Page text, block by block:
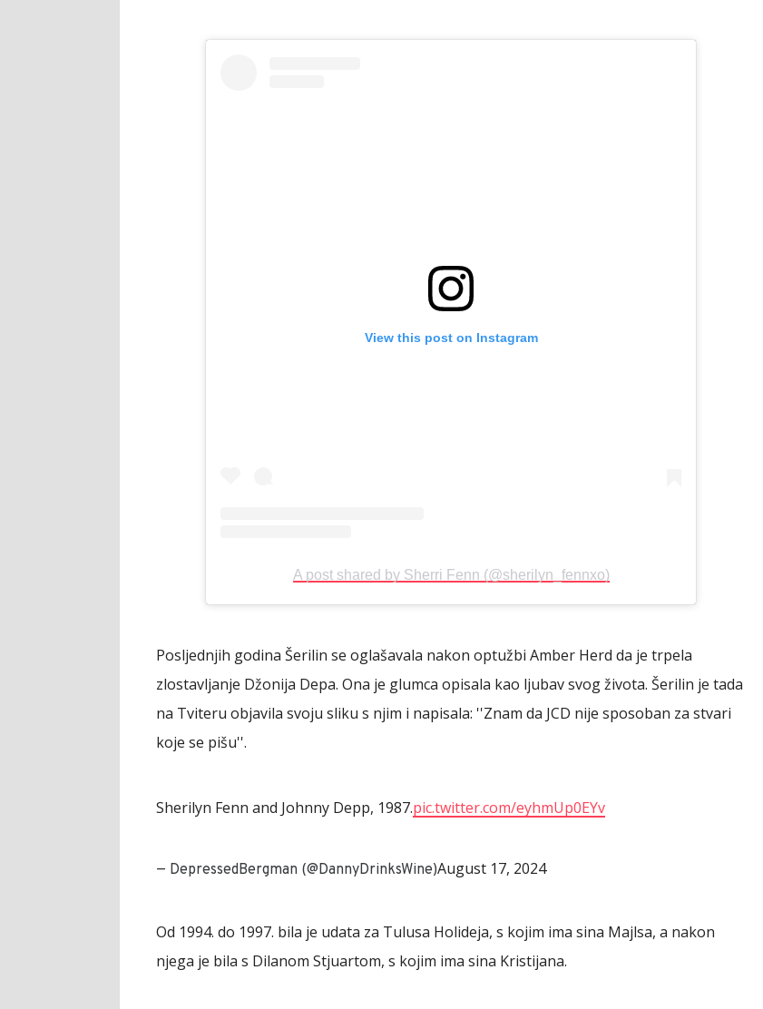
View this post on Instagram
A post shared by Sherri Fenn (@sherilyn_fennxo)
Posljednjih godina Šerilin se oglašavala nakon optužbi Amber Herd da je trpela
zlostavljanje Džonija Depa. Ona je glumca opisala kao ljubav svog života. Šerilin je tada
na Tviteru objavila svoju sliku s njim i napisala: ''Znam da JCD nije sposoban za stvari
koje se pišu''.
Sherilyn Fenn and Johnny Depp, 1987.pic.twitter.com/eyhmUp0EYv
— DepressedBergman (@DannyDrinksWine)August 17, 2024
Od 1994. do 1997. bila je udata za Tulusa Holideja, s kojim ima sina Majlsa, a nakon
njega je bila s Dilanom Stjuartom, s kojim ima sina Kristijana.